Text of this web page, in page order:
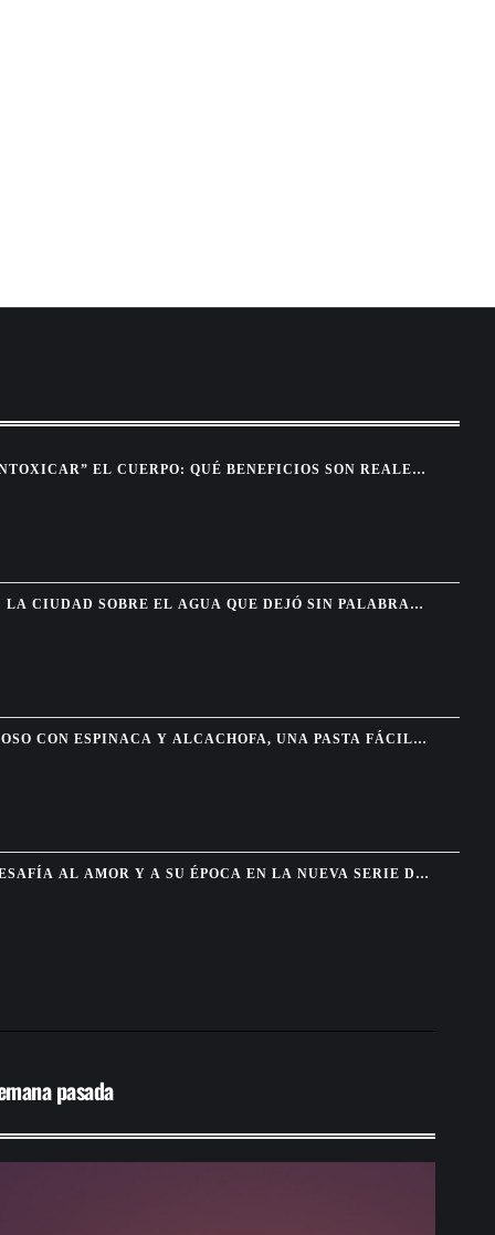
EL CUERPO: QUÉ BENEFICIOS SON REALES
CIUDAD SOBRE EL AGUA QUE DEJÓ SIN PALABRAS
CON ESPINACA Y ALCACHOFA, UNA PASTA FÁCIL
AL AMOR Y A SU ÉPOCA EN LA NUEVA SERIE DE
pasada